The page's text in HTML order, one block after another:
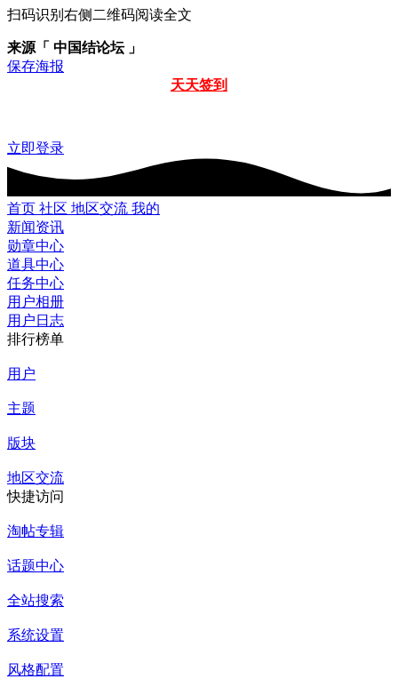
扫码识别右侧二维码阅读全文
来源「 中国结论坛 」
保存海报
天天签到
立即登录
首页 社区 地区交流 我的
新闻资讯
勋章中心
道具中心
任务中心
用户相册
用户日志
排行榜单
用户
主题
版块
地区交流
快捷访问
淘帖专辑
话题中心
全站搜索
系统设置
风格配置